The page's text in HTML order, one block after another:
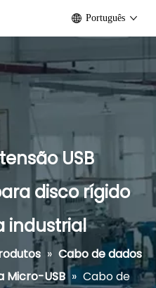
Português
USB
disco rígido
industrial
» Cabo de dados
Micro-USB » Cabo de